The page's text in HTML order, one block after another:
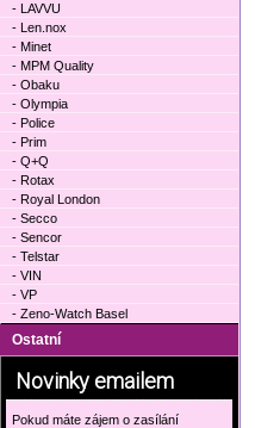
- LAVVU
- Len.nox
- Minet
- MPM Quality
- Obaku
- Olympia
- Police
- Prim
- Q+Q
- Rotax
- Royal London
- Secco
- Sencor
- Telstar
- VIN
- VP
- Zeno-Watch Basel
Ostatní
Novinky emailem
Pokud máte zájem o zasílání